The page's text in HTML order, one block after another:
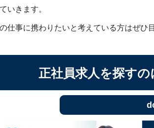
いきます。
仕事に携わりたいと考えている方はぜひ
正社員求人を探す